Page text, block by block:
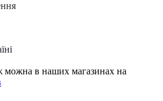
можна в наших магазинах на